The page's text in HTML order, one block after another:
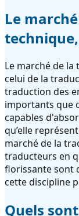
Le
Le marché de la
celui de la
traduction des
importants que
capables
qu’elle
marché de la
traducteurs en
florissante sont
cette discipline
Quels